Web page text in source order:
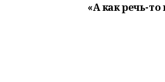
«А как речь-